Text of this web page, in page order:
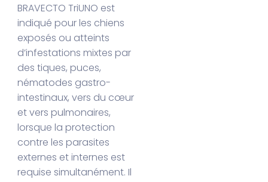
BRAVECTO TriUNO est
indiqué pour les chiens
exposés ou atteints
d’infestations mixtes par
des tiques, puces,
nématodes gastro-
intestinaux, vers du cœur
et vers pulmonaires,
lorsque la protection
contre les parasites
externes et internes est
requise simultanément. Il